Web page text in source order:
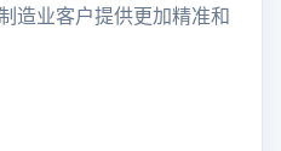
造业客户提供更加精准和